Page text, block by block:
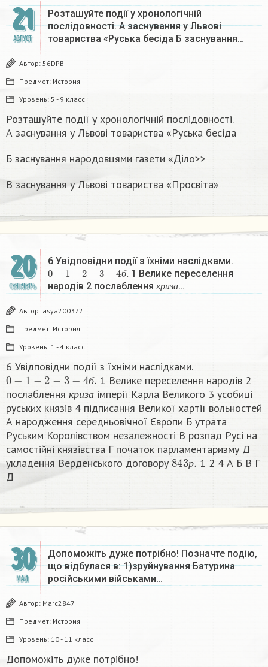
21
АВГУСТ
Розташуйте події у хронологічній
послідовності. А заснування у Львові
товариства «Руська бесіда Б заснування…
Автор: 56DPB
Предмет: История
Уровень: 5 - 9 класс
Розташуйте події у хронологічній послідовності.
А заснування у Львові товариства «Руська бесіда
Б заснування народовцями газети «Діло>>
В заснування у Львові товариства «Просвіта» ​
20
СЕНТЯБРЬ
6 Увідповідни події з їхніми наслідками.
б
0 − 1−2−3−4б.
1 Велике переселення
народів 2 послаблення
кр и за
кри за
…
Автор: asya200372
Предмет: История
Уровень: 1 - 4 класс
6 Увідповідни події з їхніми наслідками.
б
0 −1−2−3−4б.
1 Велике переселення народів 2
послаблення
кр и з а
к изаімперії Карла Великого 3 усобиці
руських князів 4 підписання Великої хартії вольностей
А народження середньовічної Європи Б утрата
Руським Королівством незалежності В розпад Русі на
самостійні князівства Г початок парламентаризму Д
укладення Верденського договору
р
843р. 1 2 4 А Б В Г
Д ​
30
МАЙ
Допоможіть дуже потрібно! Позначте подію,
що відбулася в: 1)зруйнування Батурина
російськими військами…
Автор: Marc2847
Предмет: История
Уровень: 10 - 11 класс
Допоможіть дуже потрібно!